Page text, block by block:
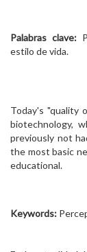
Palabras clave:
estilo de vida.
Today's "quality
biotechnology,
previously not
the most basic
educational.
Keywords: